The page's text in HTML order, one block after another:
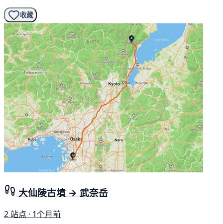
收藏
大仙陵古墳 → 武奈岳
2 站点 · 1个月前